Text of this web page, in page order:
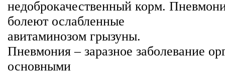
недоброкачественный корм.
болеют ослабленные
авитаминозом грызуны.
Пневмония – заразное заболевание
основными